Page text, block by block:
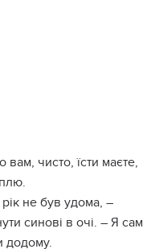
вам, чисто, їсти маєте,
не був удома, –
синові в очі. – Я сам
додому.